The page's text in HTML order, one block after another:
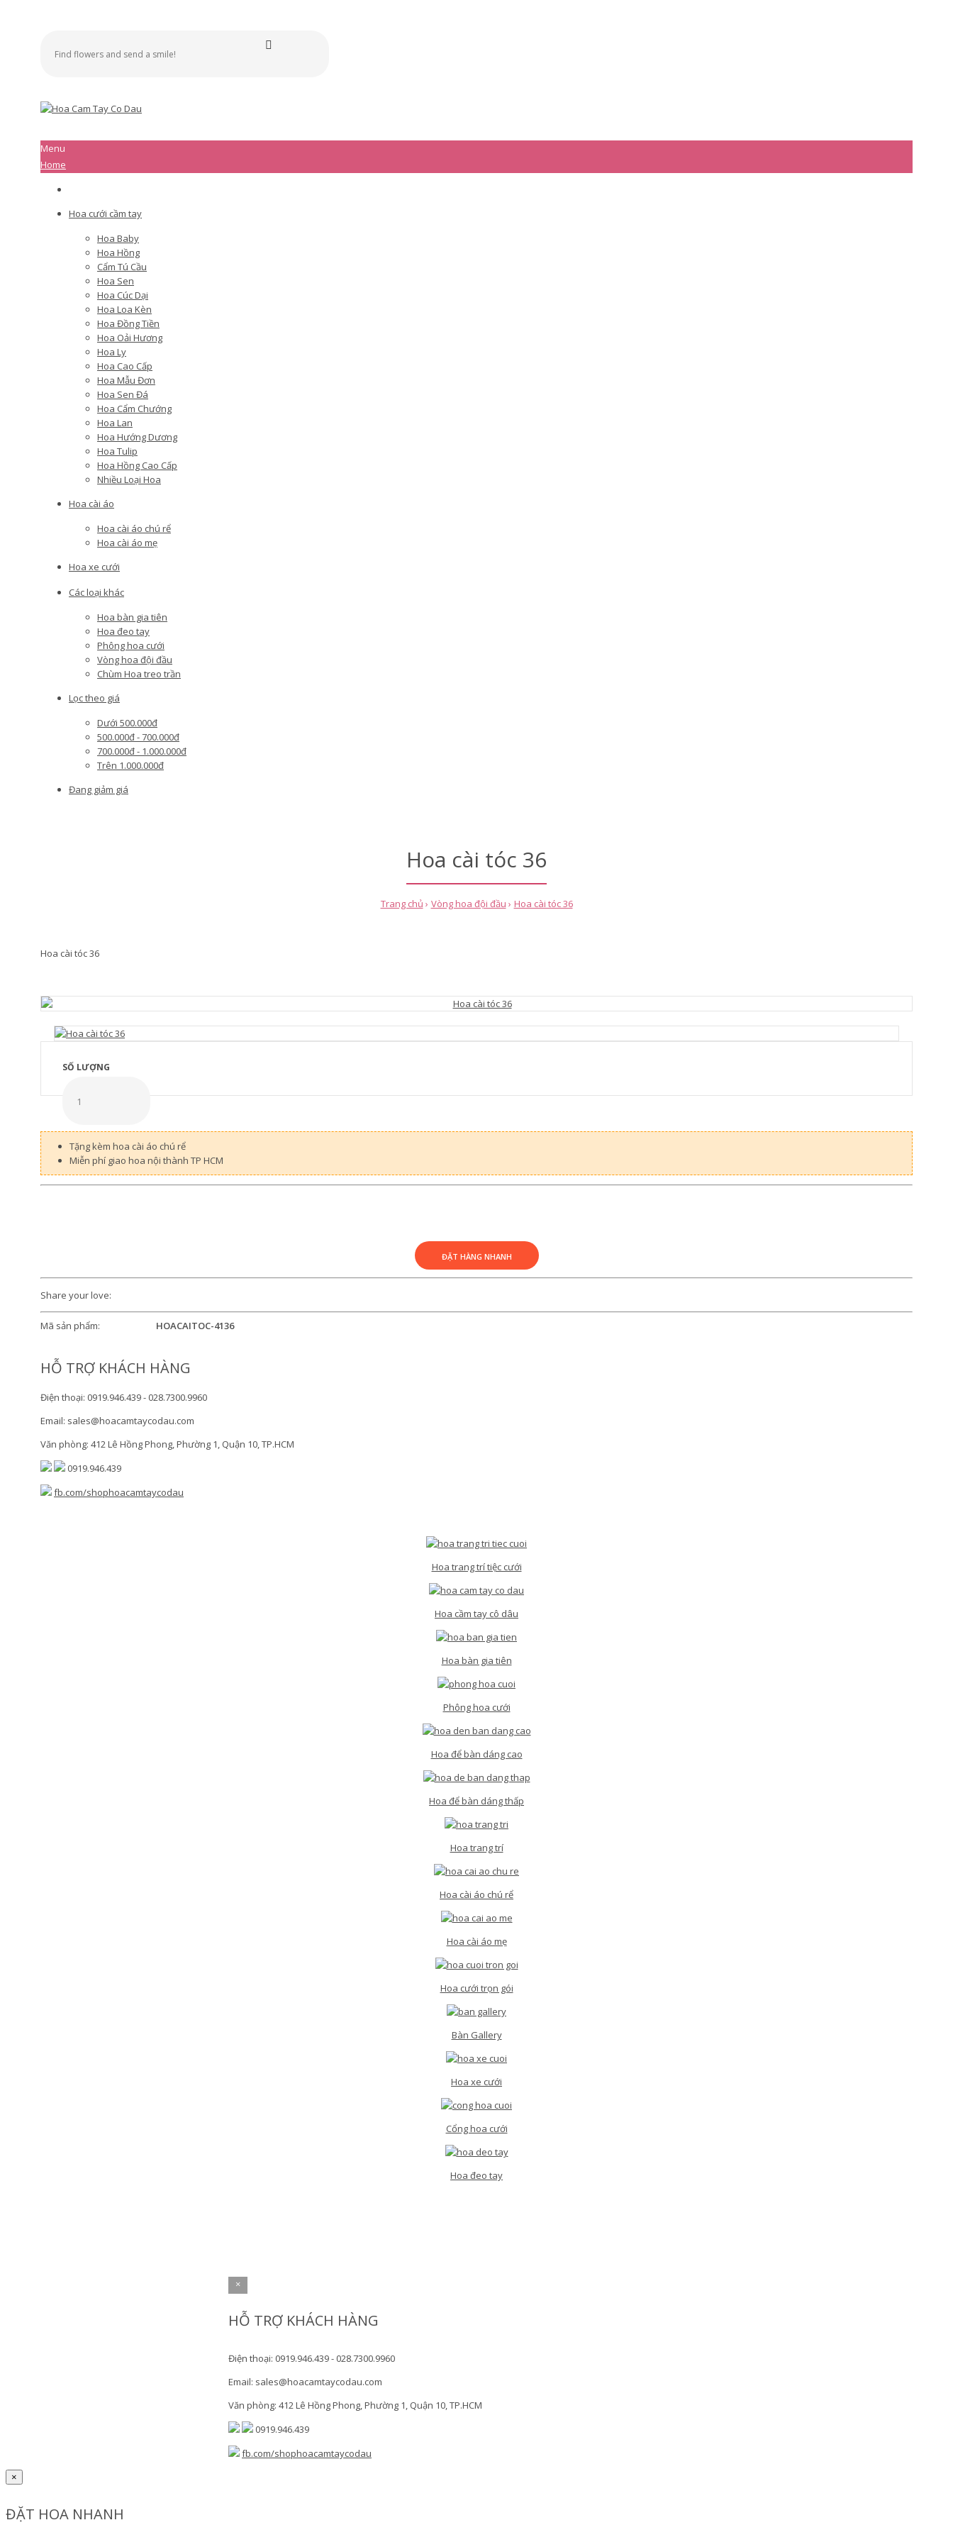
Menu
Home
Hoa cưới cầm tay
Hoa Baby
Hoa Hồng
Cẩm Tú Cầu
Hoa Sen
Hoa Cúc Dại
Hoa Loa Kèn
Hoa Đồng Tiền
Hoa Oải Hương
Hoa Ly
Hoa Cao Cấp
Hoa Mẫu Đơn
Hoa Sen Đá
Hoa Cẩm Chướng
Hoa Lan
Hoa Hướng Dương
Hoa Tulip
Hoa Hồng Cao Cấp
Nhiều Loại Hoa
Hoa cài áo
Hoa cài áo chú rể
Hoa cài áo mẹ
Hoa xe cưới
Các loại khác
Hoa bàn gia tiên
Hoa đeo tay
Phông hoa cưới
Vòng hoa đội đầu
Chùm Hoa treo trần
Lọc theo giá
Dưới 500.000đ
500.000đ - 700.000đ
700.000đ - 1.000.000đ
Trên 1.000.000đ
Đang giảm giá
Hoa cài tóc 36
Trang chủ Vòng hoa đội đầu Hoa cài tóc 36
Hoa cài tóc 36
SỐ LƯỢNG
Tặng kèm hoa cài áo chú rể
Miễn phí giao hoa nội thành TP HCM
Share your love:
Mã sản phẩm: HOACAITOC-4136
HỖ TRỢ KHÁCH HÀNG
Điện thoại: 0919.946.439 - 028.7300.9960
Email: sales@hoacamtaycodau.com
Văn phòng: 412 Lê Hồng Phong, Phường 1, Quận 10, TP.HCM
0919.946.439
fb.com/shophoacamtaycodau
Hoa trang trí tiệc cưới
Hoa cầm tay cô dâu
Hoa bàn gia tiên
Phông hoa cưới
Hoa để bàn dáng cao
Hoa để bàn dáng thấp
Hoa trang trí
Hoa cài áo chú rể
Hoa cài áo mẹ
Hoa cưới trọn gói
Bàn Gallery
Hoa xe cưới
Cổng hoa cưới
Hoa đeo tay
×
HỖ TRỢ KHÁCH HÀNG
Điện thoại: 0919.946.439 - 028.7300.9960
Email: sales@hoacamtaycodau.com
Văn phòng: 412 Lê Hồng Phong, Phường 1, Quận 10, TP.HCM
0919.946.439
fb.com/shophoacamtaycodau
×
ĐẶT HOA NHANH